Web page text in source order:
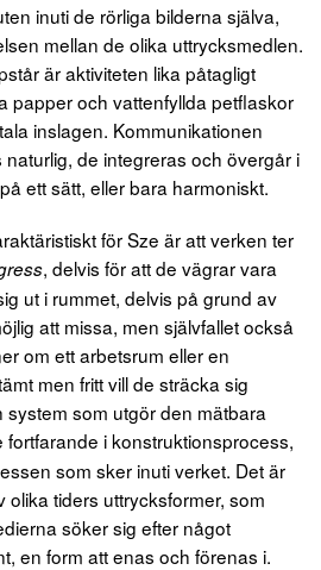
inuti de rörliga bilderna själva,
mellan de olika uttrycksmedlen.
är aktiviteten lika påtagligt
papper och vattenfyllda petflaskor
inslagen. Kommunikationen
de integreras och övergår i
ett sätt, eller bara harmoniskt.
för Sze är att verken ter
, delvis för att de vägrar vara
ut i rummet, delvis på grund av
att missa, men självfallet också
om ett arbetsrum eller en
men fritt vill de sträcka sig
som utgör den mätbara
i konstruktionsprocess,
som sker inuti verket. Det är
tiders uttrycksformer, som
söker sig efter något
en form att enas och förenas i.